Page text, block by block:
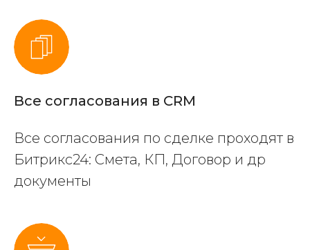
Все согласования в CRM
Все согласования по сделке проходят в
Битрикс24: Смета, КП, Договор и др
документы